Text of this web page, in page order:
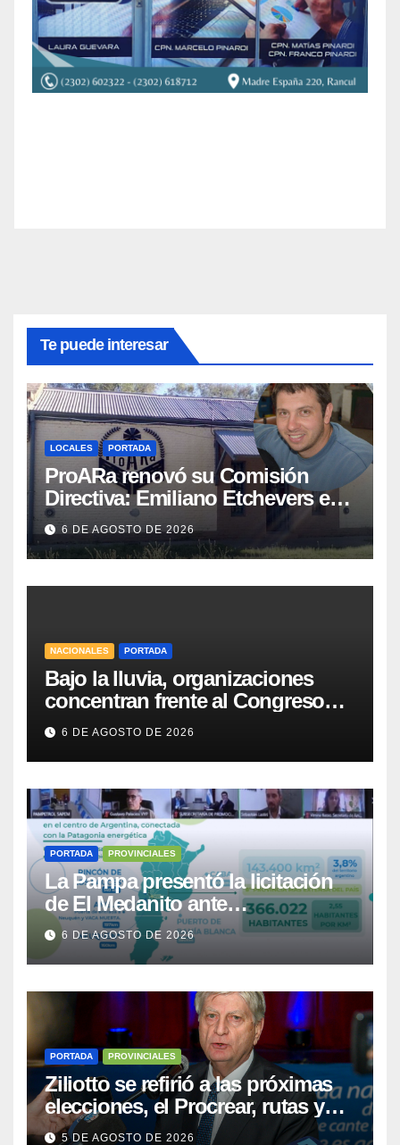
Te puede interesar
LOCALES PORTADA
ProARa renovó su Comisión
Directiva: Emiliano Etchevers es
el nuevo Presidente de la entidad
6 DE AGOSTO DE 2026
NACIONALES PORTADA
Bajo la lluvia, organizaciones
concentran frente al Congreso
contra de la Ley de Propiedad
Privada
6 DE AGOSTO DE 2026
PORTADA PROVINCIALES
La Pampa presentó la licitación
de El Medanito ante
representaciones diplomáticas
6 DE AGOSTO DE 2026
PORTADA PROVINCIALES
Ziliotto se refirió a las próximas
elecciones, el Procrear, rutas y
Vaca Muerta
5 DE AGOSTO DE 2026